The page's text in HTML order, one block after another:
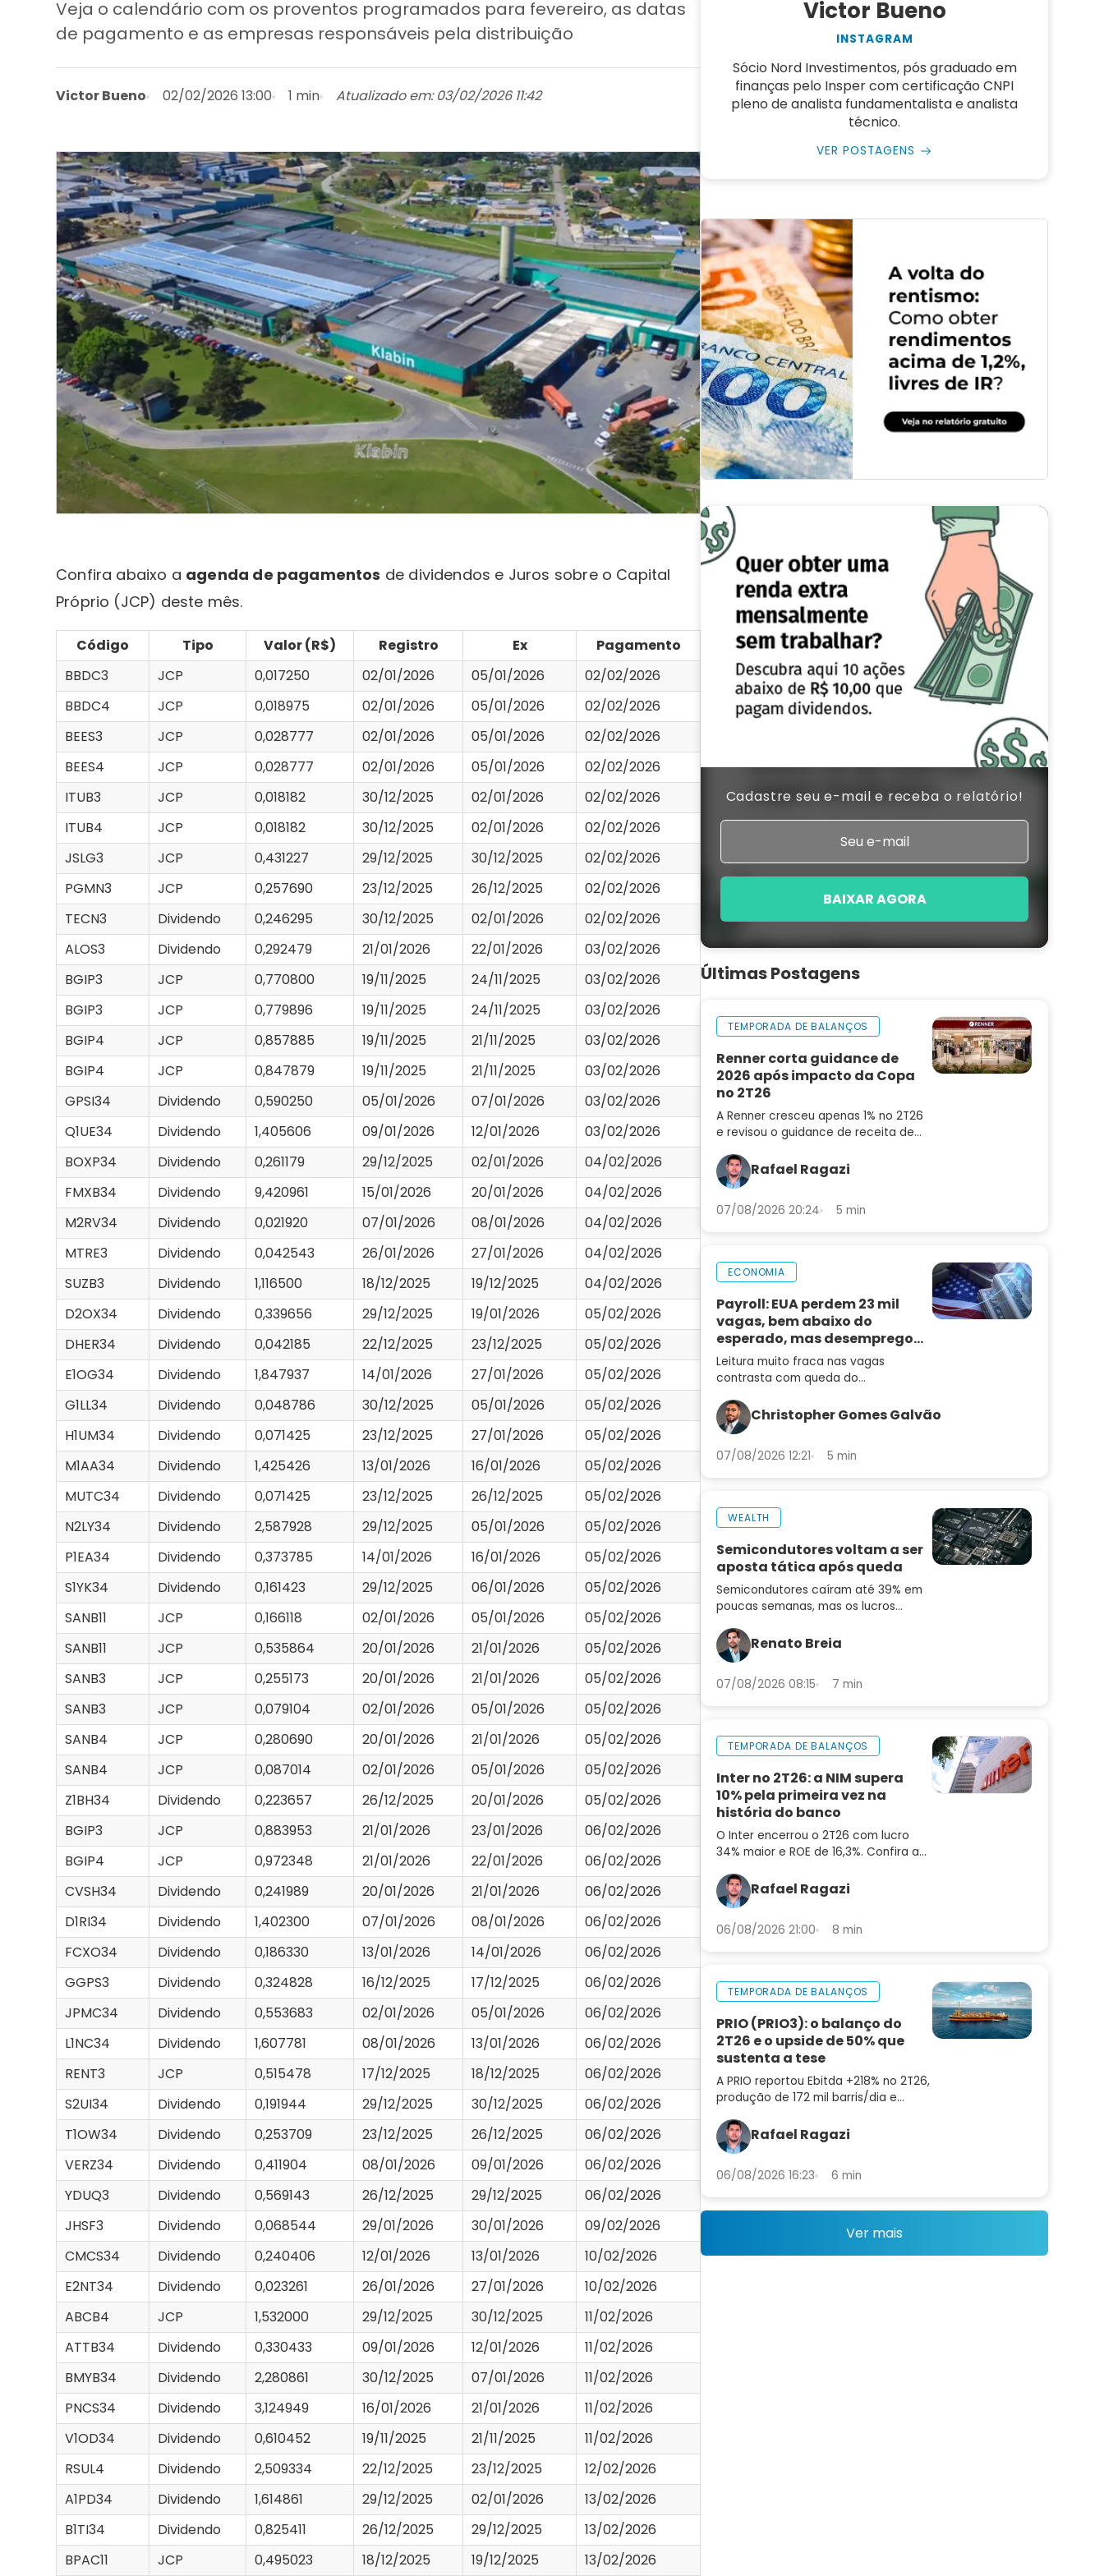
Veja o calendário com os proventos programados para fevereiro, as datas
de pagamento e as empresas responsáveis pela distribuição
Victor Bueno 02/02/2026 13:00 1 min Atualizado em: 03/02/2026 11:42
Confira abaixo a agenda de pagamentos de dividendos e Juros sobre o Capital
Próprio (JCP) deste mês.
Código Tipo Valor (R$) Registro Ex
Pagamento
BBDC3
JCP 0,017250 02/01/2026 05/01/2026
02/02/2026
BBDC4
JCP 0,018975 02/01/2026 05/01/2026
02/02/2026
BEES3
JCP 0,028777 02/01/2026 05/01/2026
02/02/2026
BEES4
JCP 0,028777 02/01/2026 05/01/2026
02/02/2026
ITUB3
JCP 0,018182 30/12/2025 02/01/2026
02/02/2026
ITUB4
JCP 0,018182 30/12/2025 02/01/2026
02/02/2026
JSLG3
JCP 0,431227 29/12/2025 30/12/2025
02/02/2026
PGMN3
JCP 0,257690 23/12/2025 26/12/2025
02/02/2026
TECN3
Dividendo 0,246295 30/12/2025 02/01/2026
02/02/2026
ALOS3
Dividendo 0,292479 21/01/2026 22/01/2026
03/02/2026
BGIP3
JCP 0,770800 19/11/2025 24/11/2025
03/02/2026
BGIP3
JCP 0,779896 19/11/2025 24/11/2025
03/02/2026
BGIP4
JCP 0,857885 19/11/2025 21/11/2025
03/02/2026
BGIP4
JCP 0,847879 19/11/2025 21/11/2025
03/02/2026
GPSI34
Dividendo 0,590250 05/01/2026 07/01/2026
03/02/2026
Q1UE34
Dividendo 1,405606 09/01/2026 12/01/2026
03/02/2026
BOXP34
Dividendo 0,261179 29/12/2025 02/01/2026
04/02/2026
FMXB34
Dividendo 9,420961 15/01/2026 20/01/2026
04/02/2026
M2RV34
Dividendo 0,021920 07/01/2026 08/01/2026
04/02/2026
MTRE3
Dividendo 0,042543 26/01/2026 27/01/2026
04/02/2026
SUZB3
Dividendo 1,116500 18/12/2025 19/12/2025
04/02/2026
D2OX34
Dividendo 0,339656 29/12/2025 19/01/2026
05/02/2026
DHER34
Dividendo 0,042185 22/12/2025 23/12/2025
05/02/2026
E1OG34
Dividendo 1,847937 14/01/2026 27/01/2026
05/02/2026
G1LL34
Dividendo 0,048786 30/12/2025 05/01/2026
05/02/2026
H1UM34
Dividendo 0,071425 23/12/2025 27/01/2026
05/02/2026
M1AA34
Dividendo 1,425426 13/01/2026 16/01/2026
05/02/2026
MUTC34
Dividendo 0,071425 23/12/2025 26/12/2025
05/02/2026
N2LY34
Dividendo 2,587928 29/12/2025 05/01/2026
05/02/2026
P1EA34
Dividendo 0,373785 14/01/2026 16/01/2026
05/02/2026
S1YK34
Dividendo 0,161423 29/12/2025 06/01/2026
05/02/2026
SANB11
JCP 0,166118 02/01/2026 05/01/2026
05/02/2026
SANB11
JCP 0,535864 20/01/2026 21/01/2026
05/02/2026
SANB3
JCP 0,255173 20/01/2026 21/01/2026
05/02/2026
SANB3
JCP 0,079104 02/01/2026 05/01/2026
05/02/2026
SANB4
JCP 0,280690 20/01/2026 21/01/2026
05/02/2026
SANB4
JCP 0,087014 02/01/2026 05/01/2026
05/02/2026
Z1BH34
Dividendo 0,223657 26/12/2025 20/01/2026
05/02/2026
BGIP3
JCP 0,883953 21/01/2026 23/01/2026
06/02/2026
BGIP4
JCP 0,972348 21/01/2026 22/01/2026
06/02/2026
CVSH34
Dividendo 0,241989 20/01/2026 21/01/2026
06/02/2026
D1RI34
Dividendo 1,402300 07/01/2026 08/01/2026
06/02/2026
FCXO34
Dividendo 0,186330 13/01/2026 14/01/2026
06/02/2026
GGPS3
Dividendo 0,324828 16/12/2025 17/12/2025
06/02/2026
JPMC34
Dividendo 0,553683 02/01/2026 05/01/2026
06/02/2026
L1NC34
Dividendo 1,607781 08/01/2026 13/01/2026
06/02/2026
RENT3
JCP 0,515478 17/12/2025 18/12/2025
06/02/2026
S2UI34
Dividendo 0,191944 29/12/2025 30/12/2025
06/02/2026
T1OW34
Dividendo 0,253709 23/12/2025 26/12/2025
06/02/2026
VERZ34
Dividendo 0,411904 08/01/2026 09/01/2026
06/02/2026
YDUQ3
Dividendo 0,569143 26/12/2025 29/12/2025
06/02/2026
JHSF3
Dividendo 0,068544 29/01/2026 30/01/2026
09/02/2026
CMCS34
Dividendo 0,240406 12/01/2026 13/01/2026
10/02/2026
E2NT34
Dividendo 0,023261 26/01/2026 27/01/2026
10/02/2026
ABCB4
JCP 1,532000 29/12/2025 30/12/2025
11/02/2026
ATTB34
Dividendo 0,330433 09/01/2026 12/01/2026
11/02/2026
BMYB34
Dividendo 2,280861 30/12/2025 07/01/2026
11/02/2026
PNCS34
Dividendo 3,124949 16/01/2026 21/01/2026
11/02/2026
V1OD34
Dividendo 0,610452 19/11/2025 21/11/2025
11/02/2026
RSUL4
Dividendo 2,509334 22/12/2025 23/12/2025
12/02/2026
A1PD34
Dividendo 1,614861 29/12/2025 02/01/2026
13/02/2026
B1TI34
Dividendo 0,825411 26/12/2025 29/12/2025
13/02/2026
BPAC11
JCP 0,495023 18/12/2025 19/12/2025 13/02/2026
Victor Bueno
INSTAGRAM
Sócio Nord Investimentos, pós graduado em
finanças pelo Insper com certificação CNPI
pleno de analista fundamentalista e analista
técnico.
VER POSTAGENS
Cadastre seu e-mail e receba o relatório!
BAIXAR AGORA
Últimas Postagens
TEMPORADA DE BALANÇOS
Renner corta guidance de
2026 após impacto da Copa
no 2T26
A Renner cresceu apenas 1% no 2T26
e revisou o guidance de receita de
do balanço e as perspectivas para
LREN3
Rafael Ragazi
07/08/2026 20:24 5 min
ECONOMIA
Payroll: EUA perdem 23 mil
vagas, bem abaixo do
esperado, mas desemprego
cai
Leitura muito fraca nas vagas
contrasta com queda do
no radarChristopher Gomes Galvão
07/08/2026 12:21 5 min
WEALTH
Semicondutores voltam a ser
aposta tática após queda
Semicondutores caíram até 39% em
poucas semanas, mas os lucros
setor pode ser uma oportunidade
agora
Renato Breia
07/08/2026 08:15 7 min
TEMPORADA DE BALANÇOS
Inter no 2T26: a NIM supera
10% pela primeira vez na
história do banco
O Inter encerrou o 2T26 com lucro
34% maior e ROE de 16,3%. Confira a
para INBR32Rafael Ragazi
06/08/2026 21:00 8 min
TEMPORADA DE BALANÇOS
PRIO (PRIO3): o balanço do
2T26 e o upside de 50% que
sustenta a tese
A PRIO reportou Ebitda +218% no 2T26,
produção de 172 mil barris/dia e
análise do balanço e as perspectivas
para PRIO3
Rafael Ragazi
06/08/2026 16:23 6 min
Ver mais